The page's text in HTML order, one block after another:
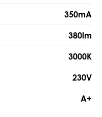
350mA
380lm
3000K
230V
A+